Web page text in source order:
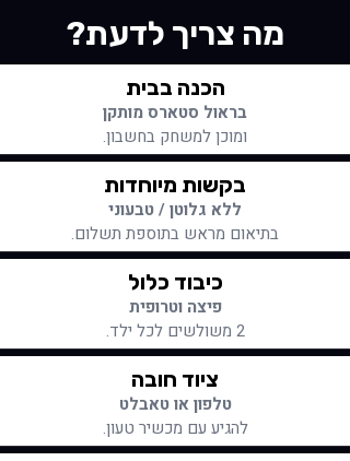
מה צריך לדעת?
הכנה בבית
בראול סטארס מותקן
ומוכן למשחק בחשבון.
בקשות מיוחדות
ללא גלוטן / טבעוני
בתיאום מראש בתוספת תשלום.
כיבוד כלול
פיצה וטרופית
2 משולשים לכל ילד.
ציוד חובה
טלפון או טאבלט
להגיע עם מכשיר טעון.